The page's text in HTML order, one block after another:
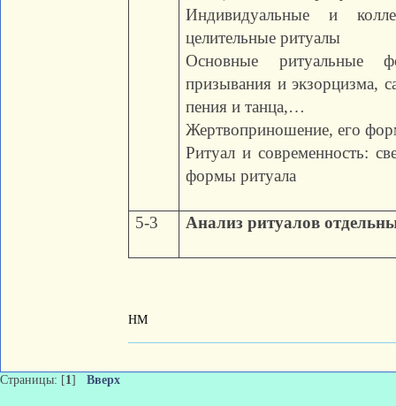
Индивидуальные и
целительные ритуалы
Основные ритуальные
призывания и экзорцизма,
пения и танца,…
Жертвоприношение, его
Ритуал и современность:
формы ритуала
5-3 Анализ ритуалов
НМ
Страницы: [1] Вверх